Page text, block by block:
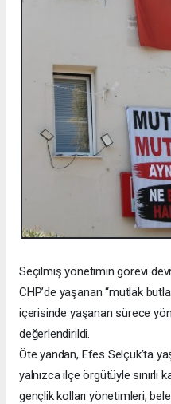
Seçilmiş yönetimin görevi
CHP’de yaşanan “mutlak
içerisinde yaşanan sürece
değerlendirildi.
Öte yandan, Efes Selçuk’ta
yalnızca ilçe örgütüyle sınırlı
gençlik kolları yönetimleri,